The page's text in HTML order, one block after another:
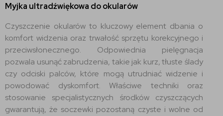
Myjka ultradźwiękowa do okularów
Czyszczenie okularów to kluczowy element dbania o
komfort widzenia oraz trwałość sprzętu korekcyjnego i
przeciwsłonecznego. Odpowiednia pielęgnacja
pozwala usunąć zabrudzenia, takie jak kurz, tłuste ślady
czy odciski palców, które mogą utrudniać widzenie i
powodować dyskomfort. Właściwe techniki oraz
stosowanie specjalistycznych środków czyszczących
gwarantują, że soczewki pozostaną czyste i wolne od